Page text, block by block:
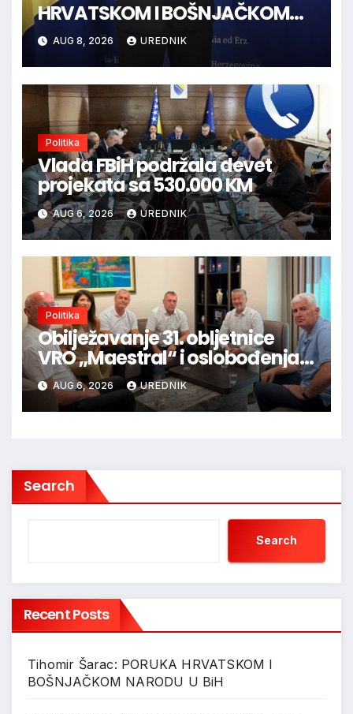
HRVATSKOM I BOŠNJAČKOM
NARODU U BiH
AUG 8, 2026 UREDNIK
Politika
Vlada FBiH podržala devet
projekata sa 530.000 KM
AUG 6, 2026 UREDNIK
Politika
Obilježavanje 31. obljetnice
VRO „Maestral“ i oslobođenja
Jajca uz pokroviteljstvo HNS-a
BiHAUG 6, 2026 UREDNIK
Search
Search
Recent Posts
Tihomir Šarac: PORUKA HRVATSKOM I
BOŠNJAČKOM NARODU U BiH